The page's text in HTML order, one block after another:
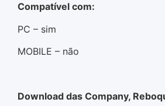
Compatível com:
PC – sim
MOBILE – não
Download das Company,